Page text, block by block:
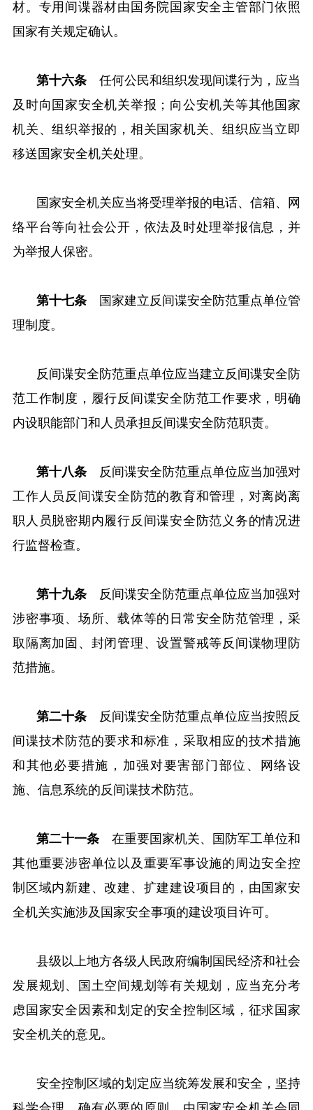
材。专用间谍器材由国务院国家安全主管部门依照
国家有关规定确认。
第十六条 任何公民和组织发现间谍行为，应当
及时向国家安全机关举报；向公安机关等其他国家
机关、组织举报的，相关国家机关、组织应当立即
移送国家安全机关处理。
国家安全机关应当将受理举报的电话、信箱、网
络平台等向社会公开，依法及时处理举报信息，并
为举报人保密。
第十七条 国家建立反间谍安全防范重点单位管
理制度。
反间谍安全防范重点单位应当建立反间谍安全防
范工作制度，履行反间谍安全防范工作要求，明确
内设职能部门和人员承担反间谍安全防范职责。
第十八条 反间谍安全防范重点单位应当加强对
工作人员反间谍安全防范的教育和管理，对离岗离
职人员脱密期内履行反间谍安全防范义务的情况进
行监督检查。
第十九条 反间谍安全防范重点单位应当加强对
涉密事项、场所、载体等的日常安全防范管理，采
取隔离加固、封闭管理、设置警戒等反间谍物理防
范措施。
第二十条 反间谍安全防范重点单位应当按照反
间谍技术防范的要求和标准，采取相应的技术措施
和其他必要措施，加强对要害部门部位、网络设
施、信息系统的反间谍技术防范。
第二十一条 在重要国家机关、国防军工单位和
其他重要涉密单位以及重要军事设施的周边安全控
制区域内新建、改建、扩建建设项目的，由国家安
全机关实施涉及国家安全事项的建设项目许可。
县级以上地方各级人民政府编制国民经济和社会
发展规划、国土空间规划等有关规划，应当充分考
虑国家安全因素和划定的安全控制区域，征求国家
安全机关的意见。
安全控制区域的划定应当统筹发展和安全，坚持